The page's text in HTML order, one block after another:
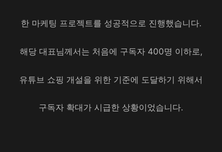
한 마케팅 프로젝트를 성공적으로 진행했습니다.
해당 대표님께서는 처음에 구독자 400명 이하로,
유튜브 쇼핑 개설을 위한 기준에 도달하기 위해서
구독자 확대가 시급한 상황이었습니다.